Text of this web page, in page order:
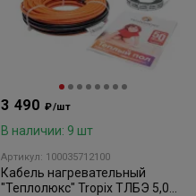
3 490 ₽/шт
В наличии: 9 шт
Артикул: 100035712100
Кабель нагревательный
"Теплолюкс" Tropix ТЛБЭ 5,0